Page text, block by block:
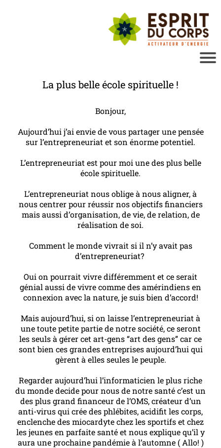
La plus belle école spirituelle !
Bonjour,
Aujourd’hui j’ai envie de vous partager une pensée
sur l’entrepreneuriat et son énorme potentiel.
L’entrepreneuriat est pour moi une des plus belle
école spirituelle.
L’entrepreneuriat nous oblige à nous aligner, à
nous centrer pour réussir nos objectifs financiers
mais aussi d’organisation, de vie, de relation, de
réalisation de soi.
Comment le monde vivrait si il n’y avait pas
d’entrepreneuriat?
Oui on pourrait vivre différemment et ce serait
génial aussi de vivre comme des amérindiens en
connexion avec la nature, je suis bien d’accord!
Mais aujourd’hui, si on laisse l’entrepreneuriat à
une toute petite partie de notre société, ce seront
les seuls à gérer cet art-gens “art des gens” car ce
sont bien ces grandes entreprises aujourd’hui qui
gèrent à elles seules le peuple.
Regarder aujourd’hui l’informaticien le plus riche
du monde decide pour nous de notre santé c’est un
des plus grand financeur de l’OMS, créateur d’un
anti-virus qui crée des phlébites, acidifit les corps,
enclenche des miocardyte chez les sportifs et chez
les jeunes en parfaite santé et nous explique qu’il y
aura une prochaine pandémie à l’automne ( Allo! )